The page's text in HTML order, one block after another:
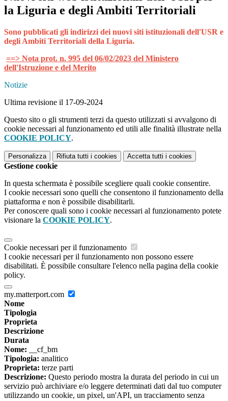
la Liguria e degli Ambiti Territoriali
Sono pubblicati gli indirizzi dei nuovi siti istituzionali dell'USR e
degli Ambiti Territoriali della Liguria.
==> Nota prot. n. 995 del 06/02/2023 del Ministero
dell'Istruzione e del Merito
Notizie
Ultima revisione il 17-09-2024
Questo sito o gli strumenti terzi da questo utilizzati si avvalgono di
cookie necessari al funzionamento ed utili alle finalità illustrate nella
COOKIE POLICY.
Personalizza Rifiuta tutti i cookies Accetta tutti i cookies
Gestione cookie
In questa schermata è possibile scegliere quali cookie consentire.
I cookie necessari sono quelli che consentono il funzionamento della
piattaforma e non è possibile disabilitarli.
Per conoscere quali sono i cookie necessari al funzionamento potete
visionare la COOKIE POLICY.
Cookie necessari per il funzionamento
I cookie necessari per il funzionamento non possono essere
disabilitati. È possibile consultare l'elenco nella pagina della cookie
policy.
my.matterport.com
Nome
Tipologia
Proprieta
Descrizione
Durata
Nome: __cf_bm
Tipologia: analitico
Proprieta: terze parti
Descrizione: Questo periodo mostra la durata del periodo in cui un
servizio può archiviare e/o leggere determinati dati dal tuo computer
utilizzando un cookie, un pixel, un'API, un tracciamento senza